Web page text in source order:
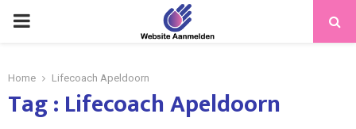
PRIMARY
Home Lifecoach Apeldoorn
Tag : Lifecoach Apeldoorn